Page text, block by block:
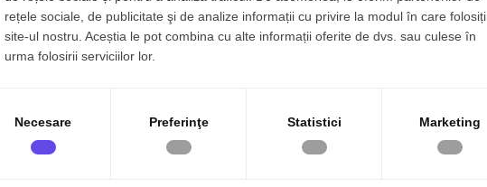
1 Orientare: Sud-Est
55 mp, zona
și eficienta ridicata
rețele sociale, de publicitate şi de analize informații cu privire la modul în care folosiți
site-ul nostru. Aceștia le pot combina cu alte informații oferite de dvs. sau culese în
urma folosirii serviciilor lor.
Necesare Preferinţe Statistici Marketing